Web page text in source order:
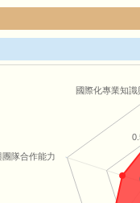
國際化專業知
隊合作能力